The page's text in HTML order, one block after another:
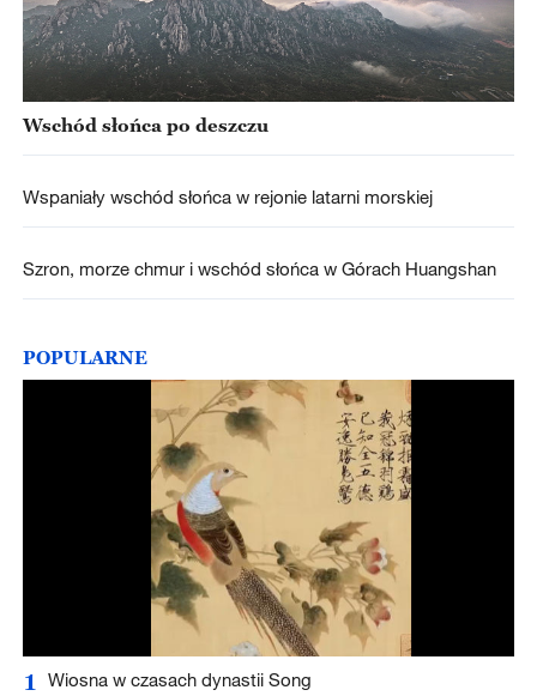
Wschód słońca po deszczu
Wspaniały wschód słońca w rejonie latarni morskiej
Szron, morze chmur i wschód słońca w Górach Huangshan
POPULARNE
1 Wiosna w czasach dynastii Song